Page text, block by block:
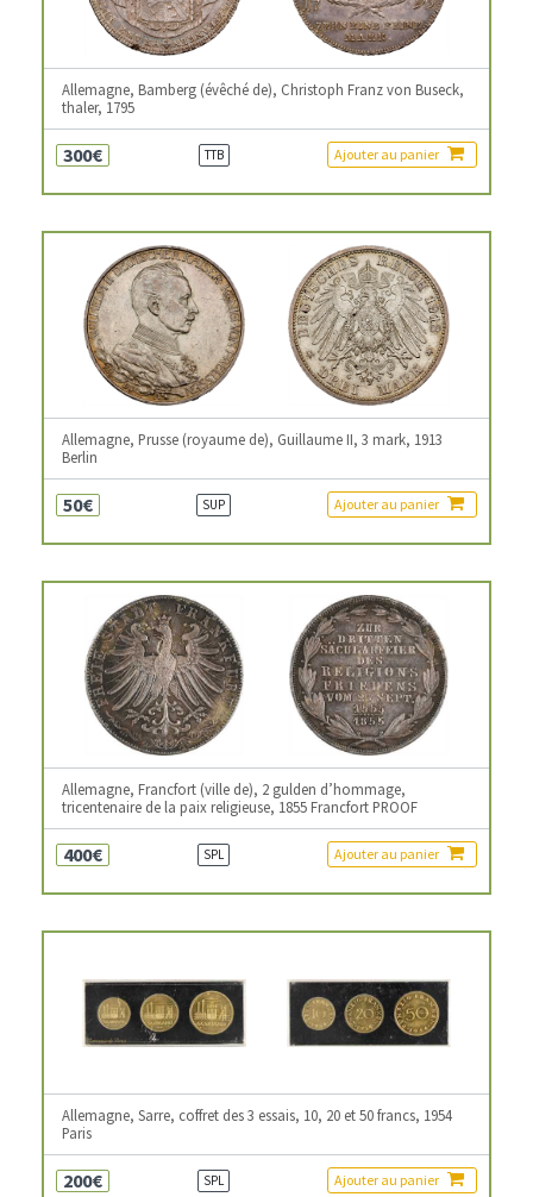
Allemagne, Bamberg (évêché de), Christoph Franz von Buseck,
thaler, 1795
300€ TTB Ajouter au panier
Allemagne, Prusse (royaume de), Guillaume II, 3 mark, 1913
Berlin
50€ SUP Ajouter au panier
Allemagne, Francfort (ville de), 2 gulden d’hommage,
tricentenaire de la paix religieuse, 1855 Francfort PROOF
400€ SPL Ajouter au panier
Allemagne, Sarre, coffret des 3 essais, 10, 20 et 50 francs, 1954
Paris
200€ SPL Ajouter au panier